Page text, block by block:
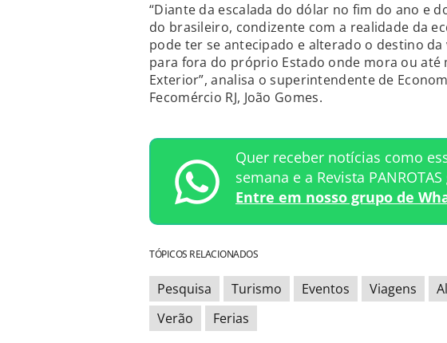
“Diante da escalada do dólar no fim do ano e
do brasileiro, condizente com a realidade da
pode ter se antecipado e alterado o destino
para fora do próprio Estado onde mora ou até
Exterior”, analisa o superintendente de
Fecomércio RJ, João Gomes.
Quer receber notícias como
semana e a Revista
Entre em nosso grupo de
TÓPICOS RELACIONADOS
Pesquisa Turismo Eventos Viagens
Verão
Ferias